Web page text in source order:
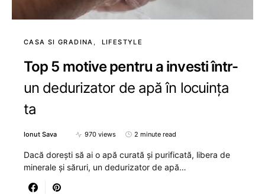
CASA SI GRADINA LIFESTYLE
Top 5 motive pentru a investi într-
un dedurizator de apă în locuința
ta
Ionut Sava 970 views 2 minute read
Dacă dorești să ai o apă curată și purificată, libera de
minerale și săruri, un dedurizator de apă…